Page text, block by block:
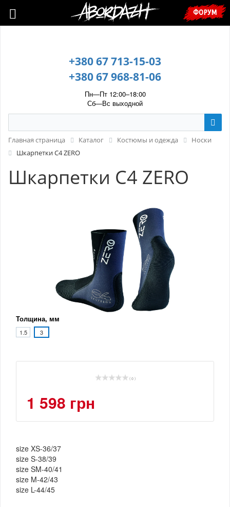
🇺🇦 У зв’язку з воєнним станом, прохання уточнювати ціну та
наявність у менеджера. 🇺🇦
+380 67 713-15-03
+380 67 968-81-06
Пн—Пт 12:00–18:00
Сб—Вс выходной
ФОРУМ
Главная страница Каталог Костюмы и одежда
Носки
Шкарпетки С4 ZERO
Шкарпетки С4 ZERO
Толщина, мм
1.5 3
( 0 )
1 598 грн
size XS-36/37
size S-38/39
size SM-40/41
size M-42/43
size L-44/45